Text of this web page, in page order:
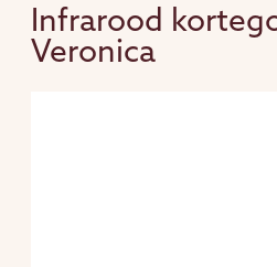
Infrarood
Veronica